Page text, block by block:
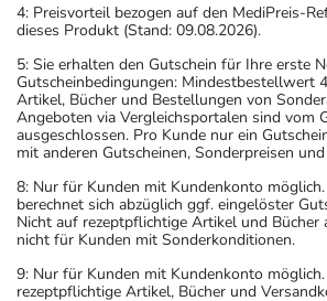
4: Preisvorteil bezogen auf den MediPreis-
dieses Produkt (Stand: 09.08.2026).
5: Sie erhalten den Gutschein für Ihre erste
Gutscheinbedingungen: Mindestbestellwert
Artikel, Bücher und Bestellungen von
Angeboten via Vergleichsportalen sind vom
ausgeschlossen. Pro Kunde nur ein
mit anderen Gutscheinen, Sonderpreisen
8: Nur für Kunden mit Kundenkonto
berechnet sich abzüglich ggf. eingelöster
Nicht auf rezeptpflichtige Artikel und
nicht für Kunden mit Sonderkonditionen.
9: Nur für Kunden mit Kundenkonto
rezeptpflichtige Artikel, Bücher und